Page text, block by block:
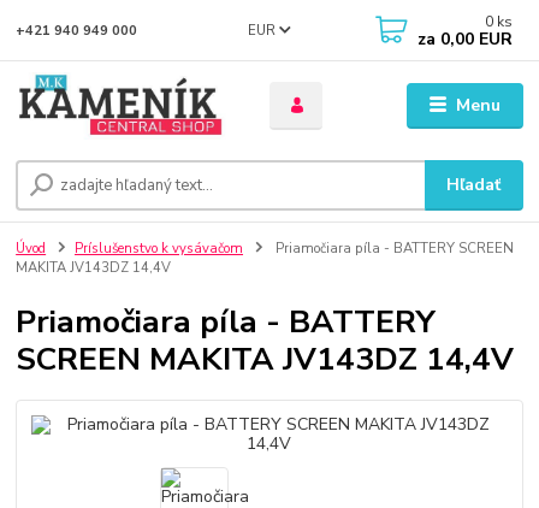
Menu
EUR
Hľadať
+421 940 949 000 0 ks
za 0,00 EUR
Úvod Príslušenstvo k vysávačom
Priamočiara píla - BATTERY SCREEN
MAKITA JV143DZ 14,4V
Priamočiara píla - BATTERY
SCREEN MAKITA JV143DZ 14,4V